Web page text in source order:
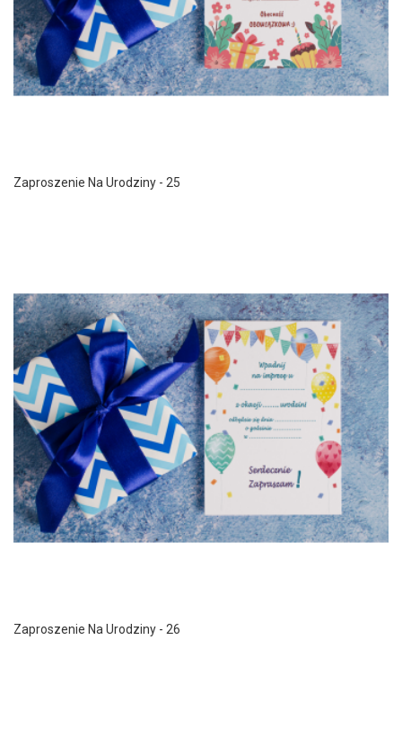
Zaproszenie Na Urodziny - 25
Zaproszenie Na Urodziny - 26